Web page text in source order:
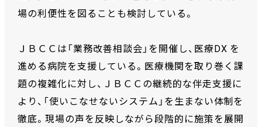
場の利便性を図ることも検討している。
ＪＢＣＣは「業務改善相談会」を開催し、医療DX を
進める病院を支援している。医療機関を取り巻く課
題の複雑化に対し、ＪＢＣＣの継続的な伴走支援に
より、「使いこなせないシステム」を生まない体制を
徹底。現場の声を反映しながら段階的に施策を展開